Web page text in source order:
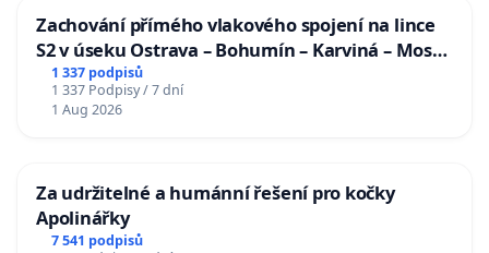
Zachování přímého vlakového spojení na lince
S2 v úseku Ostrava – Bohumín – Karviná – Mosty
u Jablunkova
1 337 podpisů
1 337 Podpisy / 7 dní
1 Aug 2026
Za udržitelné a humánní řešení pro kočky
Apolinářky
7 541 podpisů